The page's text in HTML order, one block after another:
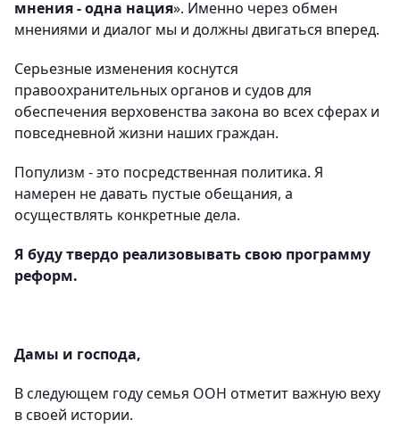
мнения - одна нация». Именно через обмен
мнениями и диалог мы и должны двигаться вперед.
Серьезные изменения коснутся
правоохранительных органов и судов для
обеспечения верховенства закона во всех сферах и
повседневной жизни наших граждан.
Популизм - это посредственная политика. Я
намерен не давать пустые обещания, а
осуществлять конкретные дела.
Я буду твердо реализовывать свою программу
реформ.
Дамы и господа,
В следующем году семья ООН отметит важную веху
в своей истории.